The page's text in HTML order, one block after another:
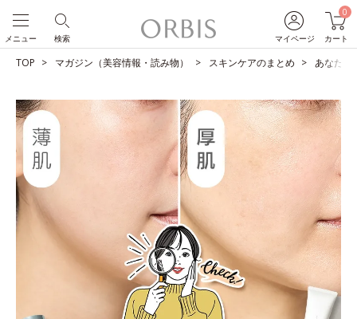
マイページ
0
カート
検索
メニュー
TOP マガジン（美容情報・読み物） スキンケアのまとめ あなたは